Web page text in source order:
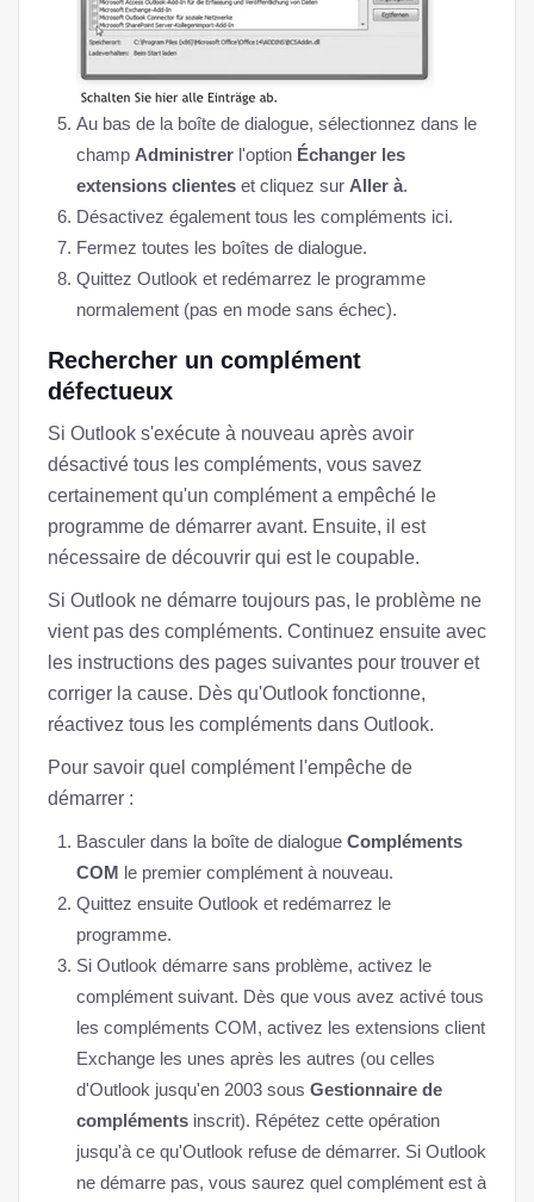
Au bas de la boîte de dialogue, sélectionnez dans le
champ Administrer l'option Échanger les
extensions clientes et cliquez sur Aller à.
Désactivez également tous les compléments ici.
Fermez toutes les boîtes de dialogue.
Quittez Outlook et redémarrez le programme
normalement (pas en mode sans échec).
Rechercher un complément
défectueux
Si Outlook s'exécute à nouveau après avoir
désactivé tous les compléments, vous savez
certainement qu'un complément a empêché le
programme de démarrer avant. Ensuite, il est
nécessaire de découvrir qui est le coupable.
Si Outlook ne démarre toujours pas, le problème ne
vient pas des compléments. Continuez ensuite avec
les instructions des pages suivantes pour trouver et
corriger la cause. Dès qu'Outlook fonctionne,
réactivez tous les compléments dans Outlook.
Pour savoir quel complément l'empêche de
démarrer :
Basculer dans la boîte de dialogue Compléments
COM le premier complément à nouveau.
Quittez ensuite Outlook et redémarrez le
programme.
Si Outlook démarre sans problème, activez le
complément suivant. Dès que vous avez activé tous
les compléments COM, activez les extensions client
Exchange les unes après les autres (ou celles
d'Outlook jusqu'en 2003 sous Gestionnaire de
compléments inscrit). Répétez cette opération
jusqu'à ce qu'Outlook refuse de démarrer. Si Outlook
ne démarre pas, vous saurez quel complément est à